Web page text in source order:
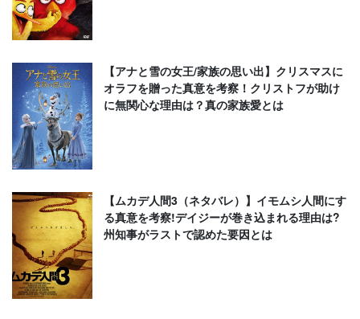
【アナと雪の女王/家族の思い出】クリスマスに
オラフを贈った真意を考察！クリストフが助け
に無関心な理由は？真の家族愛とは
【ムカデ人間3（ネタバレ）】イモムシ人間にす
る真意を考察!デイジーが巻き込まれる理由は?
州知事がラストで認めた要因とは